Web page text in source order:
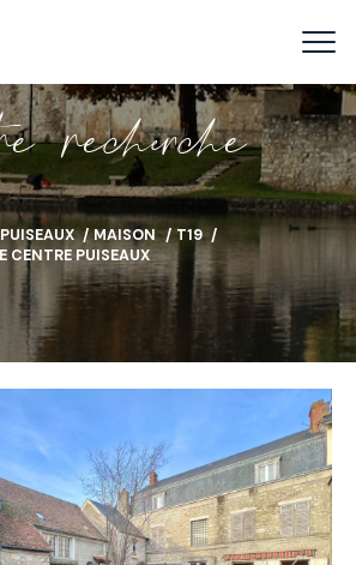
e recece
PUISEAUX MAISON
T19
CENTRE PUISEAUX